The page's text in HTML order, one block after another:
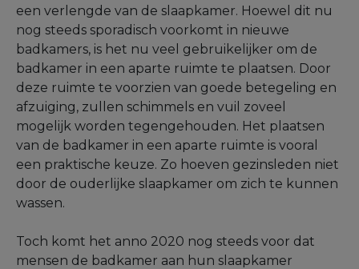
een verlengde van de slaapkamer. Hoewel dit nu
nog steeds sporadisch voorkomt in nieuwe
badkamers, is het nu veel gebruikelijker om de
badkamer in een aparte ruimte te plaatsen. Door
deze ruimte te voorzien van goede betegeling en
afzuiging, zullen schimmels en vuil zoveel
mogelijk worden tegengehouden. Het plaatsen
van de badkamer in een aparte ruimte is vooral
een praktische keuze. Zo hoeven gezinsleden niet
door de ouderlijke slaapkamer om zich te kunnen
wassen.
Toch komt het anno 2020 nog steeds voor dat
mensen de badkamer aan hun slaapkamer